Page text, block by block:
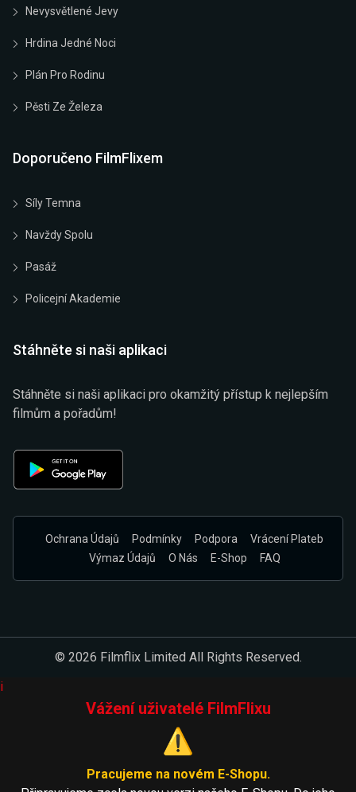
Nevysvětlené Jevy
Hrdina Jedné Noci
Plán Pro Rodinu
Pěsti Ze Železa
Doporučeno FilmFlixem
Síly Temna
Navždy Spolu
Pasáž
Policejní Akademie
Stáhněte si naši aplikaci
Stáhněte si naši aplikaci pro okamžitý přístup k nejlepším
filmům a pořadům!
Ochrana Údajů Podmínky Podpora
Vrácení Plateb
Výmaz Údajů
O Nás E-Shop FAQ
© 2026 Filmflix Limited All Rights Reserved.
i
Vážení uživatelé FilmFlixu
⚠️
Pracujeme na novém E-Shopu.